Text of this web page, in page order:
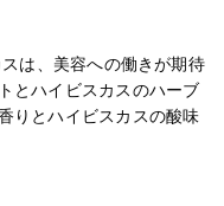
は、美容への働きが期待
とハイビスカスのハーブ
りとハイビスカスの酸味